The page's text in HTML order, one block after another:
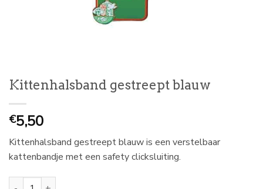
Kittenhalsband gestreept blauw
€5,50
Kittenhalsband gestreept blauw is een verstelbaar
kattenbandje met een safety clicksluiting.
Kittenhalsband gestreept blauw aantal